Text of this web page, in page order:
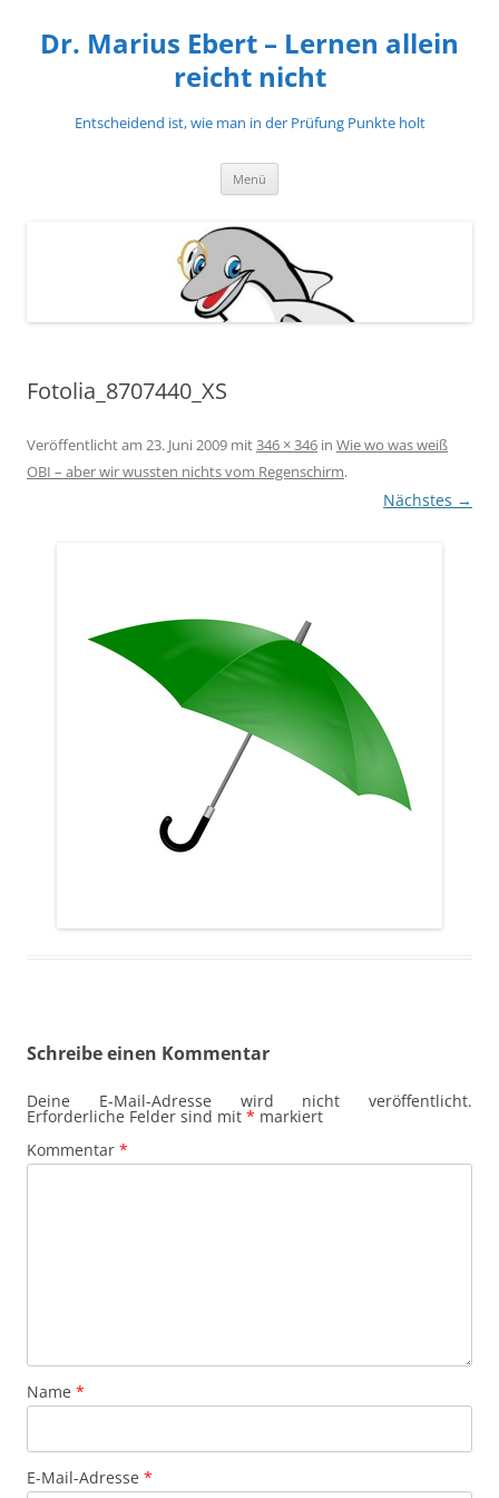
springen
Dr. Marius Ebert – Lernen allein
reicht nicht
Entscheidend ist, wie man in der Prüfung Punkte holt
Menü
Fotolia_8707440_XS
Veröffentlicht am 23. Juni 2009 mit346 × 346 in Wie wo was weiß
OBI – aber wir wussten nichts vom Regenschirm.
Nächstes →
Schreibe einen Kommentar
Deine E-Mail-Adresse wird nicht veröffentlicht.
Erforderliche Felder sind mit * markiert
Kommentar *
Name *
E-Mail-Adresse *